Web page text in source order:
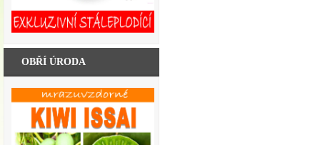
OBŘÍ ÚRODA